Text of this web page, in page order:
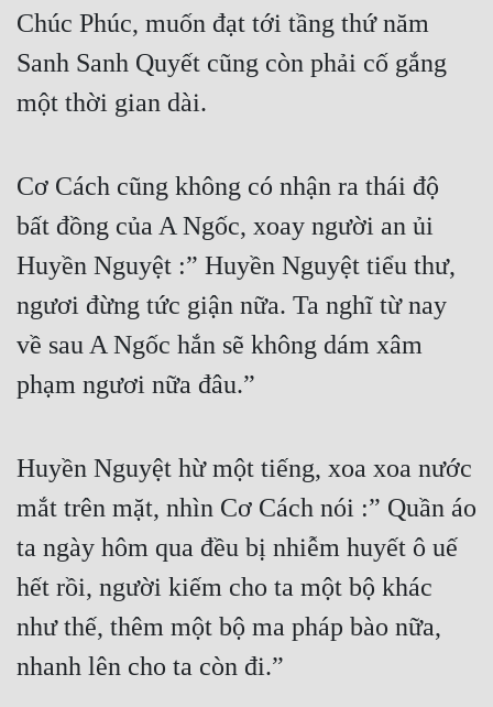
Chúc Phúc, muốn đạt tới tầng thứ năm
Sanh Sanh Quyết cũng còn phải cố gắng
một thời gian dài.
Cơ Cách cũng không có nhận ra thái độ
bất đồng của A Ngốc, xoay người an ủi
Huyền Nguyệt :” Huyền Nguyệt tiểu thư,
ngươi đừng tức giận nữa. Ta nghĩ từ nay
về sau A Ngốc hắn sẽ không dám xâm
phạm ngươi nữa đâu.”
Huyền Nguyệt hừ một tiếng, xoa xoa nước
mắt trên mặt, nhìn Cơ Cách nói :” Quần áo
ta ngày hôm qua đều bị nhiễm huyết ô uế
hết rồi, người kiếm cho ta một bộ khác
như thế, thêm một bộ ma pháp bào nữa,
nhanh lên cho ta còn đi.”